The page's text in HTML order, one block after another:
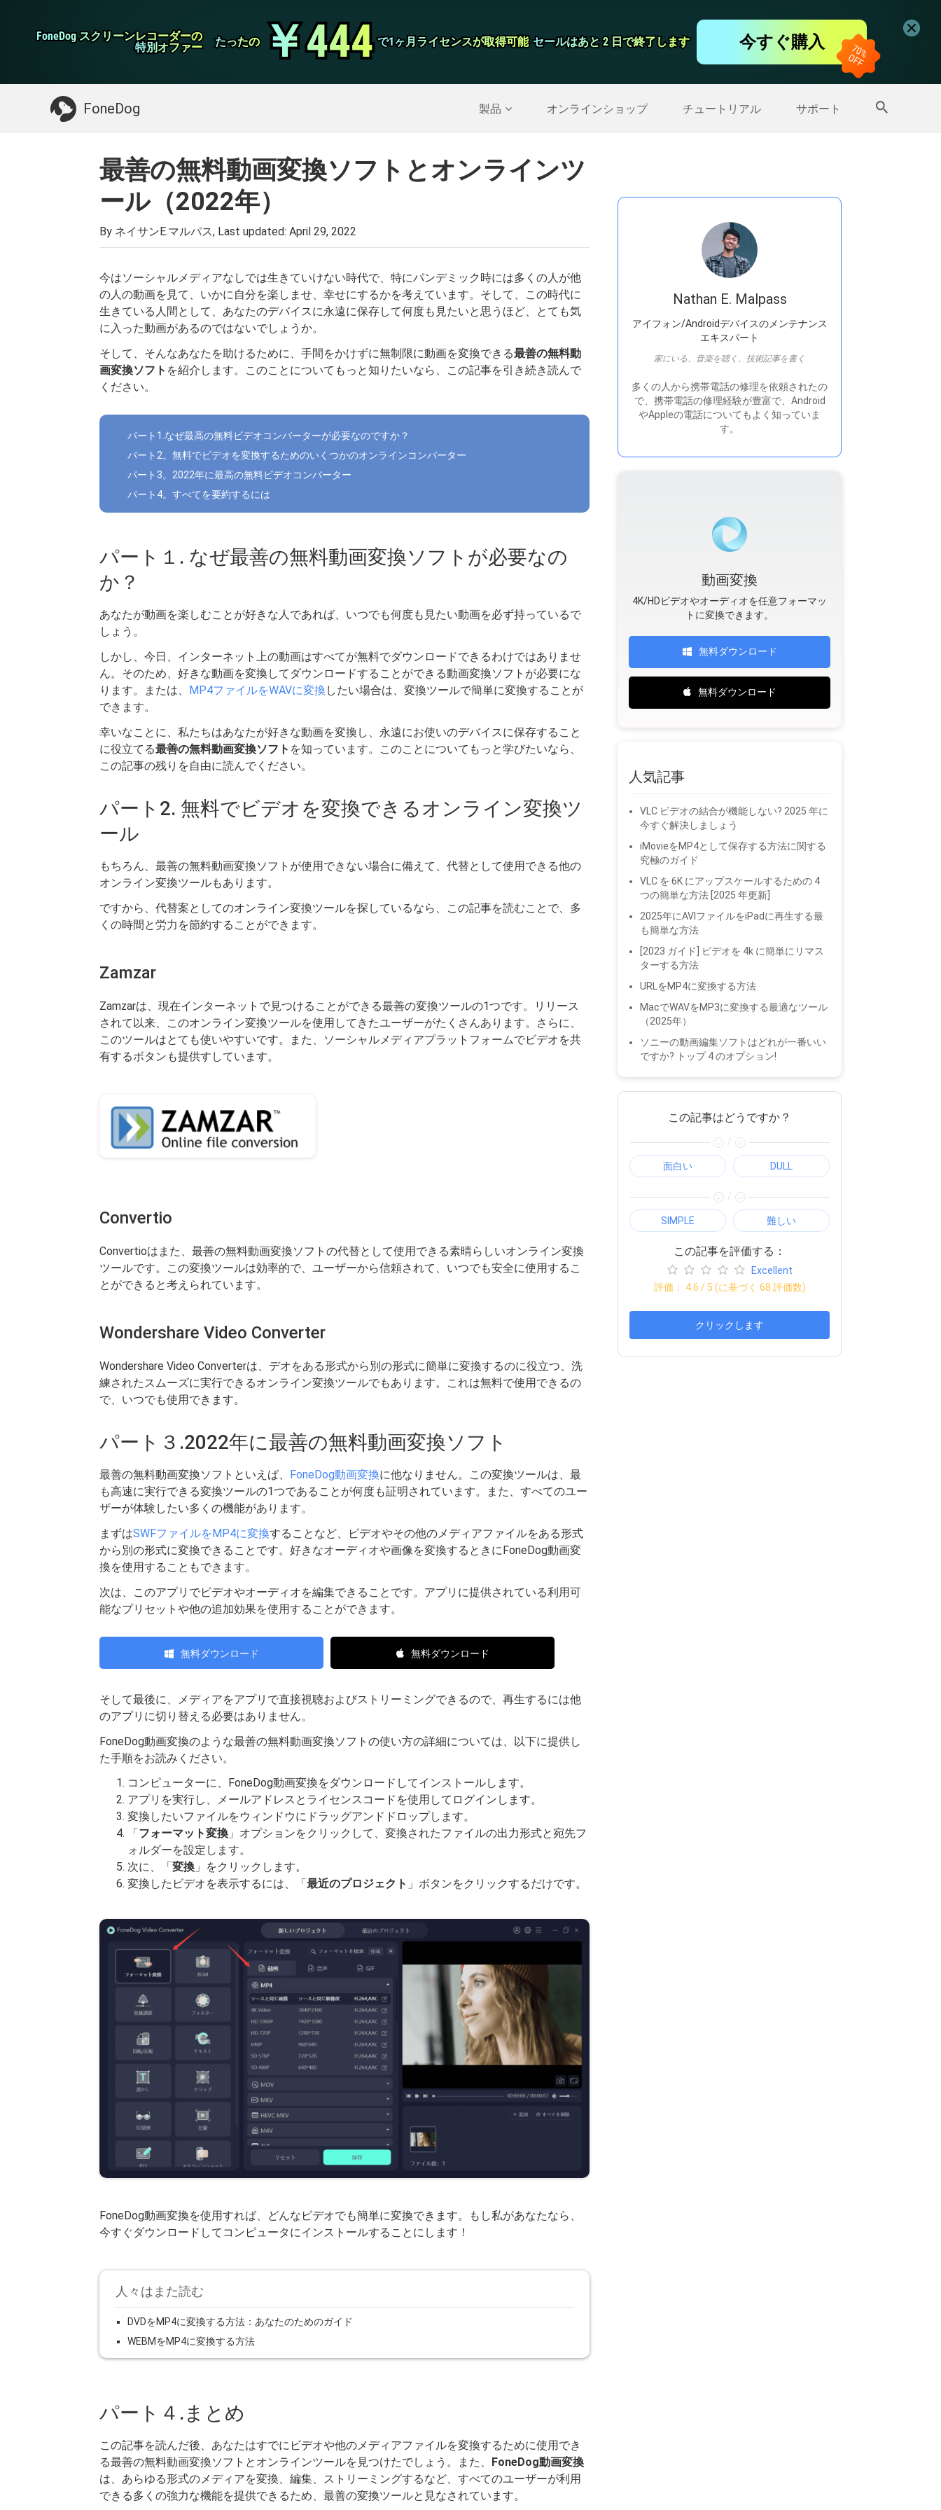
FoneDog スクリーンレコーダーの
FoneDog スクリーンレコーダーの
特別オファー
特別オファー たったの
たったの￥444
￥444 で1ヶ月ライセンスが取得可能
で1ヶ月ライセンスが取得可能 セールはあと 2 日で終了します
セールはあと 2 日で終了します 今すぐ購入
FoneDog 製品 オンラインショップ チュートリアル サポート
iPhoneクリーナー
お探しガイド： 削除されたデータを復元する>> IPhoneのバックアップ >> その他の製品
最善の無料動画変換ソフトとオンラインツ
ール（2022年）
By ネイサンE.マルパス, Last updated: April 29, 2022
今はソーシャルメディアなしでは生きていけない時代で、特にパンデミック時には多くの人が他
の人の動画を見て、いかに自分を楽しませ、幸せにするかを考えています。そして、この時代に
生きている人間として、あなたのデバイスに永遠に保存して何度も見たいと思うほど、とても気
に入った動画があるのではないでしょうか。
そして、そんなあなたを助けるために、手間をかけずに無制限に動画を変換できる最善の無料動
画変換ソフト を紹介します。このことについてもっと知りたいなら、この記事を引き続き読んで
ください。
パート1.なぜ最高の無料ビデオコンバーターが必要なのですか？
パート2。無料でビデオを変換するためのいくつかのオンラインコンバーター
パート3。2022年に最高の無料ビデオコンバーター
パート4。すべてを要約するには
パート１. なぜ最善の無料動画変換ソフトが必要なの
か？
あなたが動画を楽しむことが好きな人であれば、いつでも何度も見たい動画を必ず持っているで
しょう。
しかし、今日、インターネット上の動画はすべてが無料でダウンロードできるわけではありませ
ん。そのため、好きな動画を変換してダウンロードすることができる動画変換ソフトが必要にな
ります。または、 MP4ファイルをWAVに変換 したい場合は、変換ツールで簡単に変換することが
できます。
幸いなことに、私たちはあなたが好きな動画を変換し、永遠にお使いのデバイスに保存すること
に役立てる最善の無料動画変換ソフト を知っています。このことについてもっと学びたいなら、
この記事の残りを自由に読んでください。
パート2. 無料でビデオを変換できるオンライン変換ツ
ール
もちろん、最善の無料動画変換ソフトが使用できない場合に備えて、代替として使用できる他の
オンライン変換ツールもあります。
ですから、代替案としてのオンライン変換ツールを探しているなら、この記事を読むことで、多
くの時間と労力を節約することができます。
Zamzar
Zamzarは、現在インターネットで見つけることができる最善の変換ツールの1つです。リリース
されて以来、このオンライン変換ツールを使用してきたユーザーがたくさんあります。さらに、
このツールはとても使いやすいです。また、ソーシャルメディアプラットフォームでビデオを共
有するボタンも提供すしています。
Convertio
Convertioはまた、最善の無料動画変換ソフトの代替として使用できる素晴らしいオンライン変換
ツールです。この変換ツールは効率的で、ユーザーから信頼されて、いつでも安全に使用するこ
とができると考えられています。
Wondershare Video Converter
Wondershare Video Converterは、デオをある形式から別の形式に簡単に変換するのに役立つ、洗
練されたスムーズに実行できるオンライン変換ツールでもあります。これは無料で使用できるの
で、いつでも使用できます。
パート３.2022年に最善の無料動画変換ソフト
最善の無料動画変換ソフトといえば、 FoneDog動画変換に他なりません。この変換ツールは、最
も高速に実行できる変換ツールの1つであることが何度も証明されています。また、すべてのユー
ザーが体験したい多くの機能があります。
まずはSWFファイルをMP4に変換することなど、ビデオやその他のメディアファイルをある形式
から別の形式に変換できることです。好きなオーディオや画像を変換するときにFoneDog動画変
換を使用することもできます。
次は、このアプリでビデオやオーディオを編集できることです。アプリに提供されている利用可
能なプリセットや他の追加効果を使用することができます。
無料ダウンロード 無料ダウンロード
そして最後に、メディアをアプリで直接視聴およびストリーミングできるので、再生するには他
のアプリに切り替える必要はありません。
FoneDog動画変換のような最善の無料動画変換ソフトの使い方の詳細については、以下に提供し
た手順をお読みください。
コンピューターに、FoneDog動画変換をダウンロードしてインストールします。
アプリを実行し、メールアドレスとライセンスコードを使用してログインします。
変換したいファイルをウィンドウにドラッグアンドドロップします。
「フォーマット変換 」オプションをクリックして、変換されたファイルの出力形式と宛先フ
ォルダーを設定します。
次に、「変換 」をクリックします。
変換したビデオを表示するには、「最近のプロジェクト 」ボタンをクリックするだけです。
FoneDog動画変換を使用すれば、どんなビデオでも簡単に変換できます。もし私があなたなら、
今すぐダウンロードしてコンピュータにインストールすることにします！
人々はまた読む
DVDをMP4に変換する方法：あなたのためのガイド
WEBMをMP4に変換する方法
パート４.まとめ
この記事を読んだ後、あなたはすでにビデオや他のメディアファイルを変換するために使用でき
る最善の無料動画変換ソフトとオンラインツールを見つけたでしょう。また、 FoneDog動画変換
は、あらゆる形式のメディアを変換、編集、ストリーミングするなど、すべてのユーザーが利用
できる多くの強力な機能を提供できるため、最善の変換ツールと見なされています。
Nathan E. Malpass
アイフォン/Androidデバイスのメンテナンス
エキスパート
家にいる、音楽を聴く、技術記事を書く
多くの人から携帯電話の修理を依頼されたの
で、携帯電話の修理経験が豊富で、Android
やAppleの電話についてもよく知っていま
す。
動画変換
4K/HDビデオやオーディオを任意フォーマッ
トに変換できます。
無料ダウンロード
無料ダウンロード
人気記事
VLC ビデオの結合が機能しない? 2025 年に
今すぐ解決しましょう
iMovieをMP4として保存する方法に関する
究極のガイド
VLC を 6K にアップスケールするための 4
つの簡単な方法 [2025 年更新]
2025年にAVIファイルをiPadに再生する最
も簡単な方法
[2023 ガイド] ビデオを 4k に簡単にリマス
ターする方法
URLをMP4に変換する方法
MacでWAVをMP3に変換する最適なツール
（2025年）
ソニーの動画編集ソフトはどれが一番いい
ですか? トップ 4 のオプション!
この記事はどうですか？
/
面白い DULL
/
SIMPLE 難しい
この記事を評価する：
Excellent
評価： 4.6 / 5 (に基づく 68 評価数)
クリックします